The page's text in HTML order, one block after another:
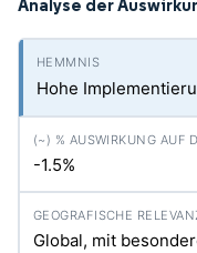
Analyse der
Hohe
-1.5%
Global, mit